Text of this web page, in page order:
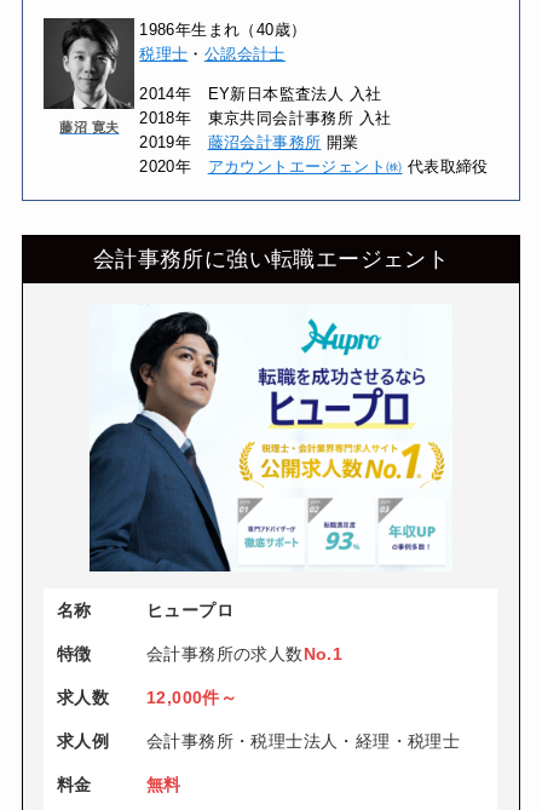
藤沼 寛夫
1986年生まれ（40歳）
税理士 ・ 公認会計士
2014年 EY新日本監査法人 入社
2018年 東京共同会計事務所 入社
2019年 藤沼会計事務所 開業
2020年 アカウントエージェント㈱ 代表取締役
会計事務所に強い転職エージェント
名称 ヒュープロ
特徴 会計事務所の求人数No.1
求人数 12,000件～
求人例 会計事務所・税理士法人・経理・税理士
料金 無料